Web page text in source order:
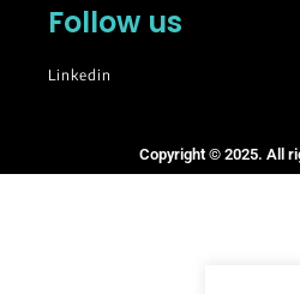
Follow us
Linkedin
Copyright © 2025. All